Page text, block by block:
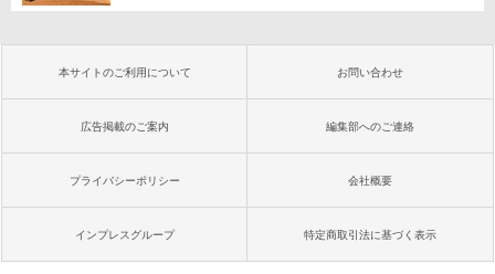
本サイトのご利用について お問い合わせ
広告掲載のご案内 編集部へのご連絡
プライバシーポリシー 会社概要
インプレスグループ 特定商取引法に基づく表示